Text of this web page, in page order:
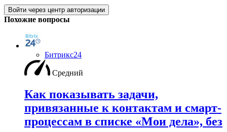
Войти через центр авторизации
Похожие вопросы
Битрикс24
Средний
Как показывать задачи,
привязанные к контактам и смарт-
процессам в списке «Мои дела», без